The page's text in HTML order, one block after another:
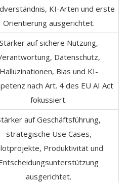
KI-Arten und erste
Orientierung ausgerichtet.
Stärker auf sichere Nutzung,
Datenschutz,
Halluzinationen, Bias und KI-
nach Art. 4 des EU AI Act
fokussiert.
auf Geschäftsführung,
strategische Use Cases,
Produktivität und
ausgerichtet.